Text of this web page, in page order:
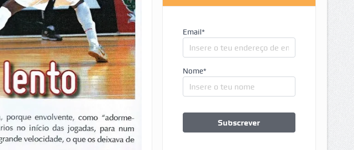
Email*
Nome*